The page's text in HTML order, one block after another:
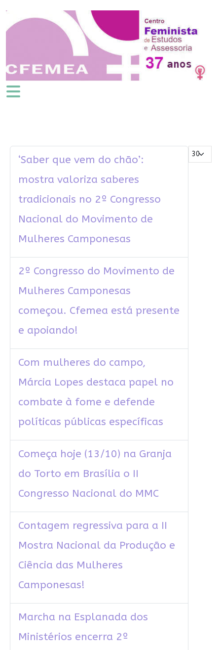
Mostrar #
‘Saber que vem do chão’:
mostra valoriza saberes
tradicionais no 2º Congresso
Nacional do Movimento de
Mulheres Camponesas
2º Congresso do Movimento de
Mulheres Camponesas
começou. Cfemea está presente
e apoiando!
Com mulheres do campo,
Márcia Lopes destaca papel no
combate à fome e defende
políticas públicas específicas
Começa hoje (13/10) na Granja
do Torto em Brasília o II
Congresso Nacional do MMC
Contagem regressiva para a II
Mostra Nacional da Produção e
Ciência das Mulheres
Camponesas!
Marcha na Esplanada dos
Ministérios encerra 2º